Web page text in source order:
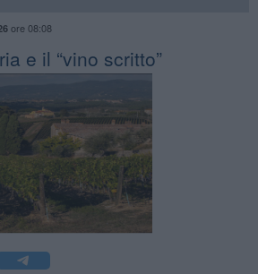
ore 08:08
e il “vino scritto”